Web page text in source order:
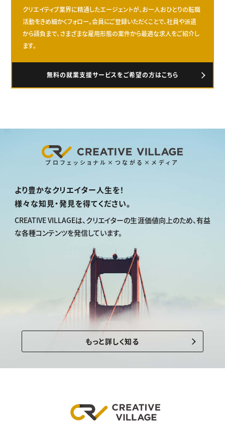
クリエイティブ業界に精通したエージェントが、お一人おひとりの転職
活動をきめ細かくフォロー。会員にご登録いただくことで、社員や派遣
から請負まで、さまざまな雇用形態の案件から最適な求人をご紹介し
ます。
無料の就業支援サービスをご希望の方はこちら
プロフェッショナル×つながる×メディア
より豊かなクリエイター人生を！
様々な知見・発見を得てください。
CREATIVE VILLAGEは、 クリエイターの生涯価値向上のため、有益
な各種コンテンツを発信しています。
もっと詳しく知る